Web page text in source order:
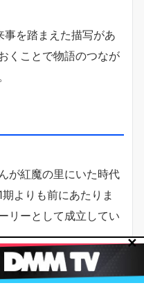
を踏まえた描写があ
くことで物語のつなが
が紅魔の里にいた時代
よりも前にあたりま
リーとして成立してい
視聴しても楽しめる内
✕